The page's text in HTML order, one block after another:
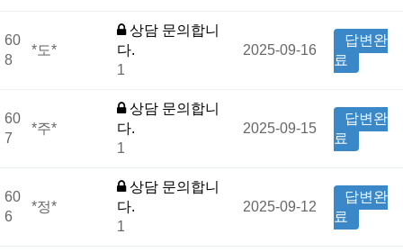
60
8
*도*
상담 문의합니
다.
1
2025-09-16
답변완
료
60
7
*주*
상담 문의합니
다.
1
2025-09-15
답변완
료
60
6
*정*
상담 문의합니
다.
1
2025-09-12
답변완
료